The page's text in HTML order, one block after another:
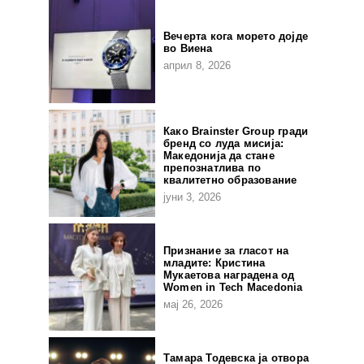
Вечерта кога морето дојде
во Виена
април 8, 2026
Како Brainster Group гради
бренд со луда мисија:
Македонија да стане
препознатлива по
квалитетно образование
јуни 3, 2026
Признание за гласот на
младите: Кристина
Мукаетова наградена од
Women in Tech Macedonia
мај 26, 2026
Тамара Тодевска ја отвора